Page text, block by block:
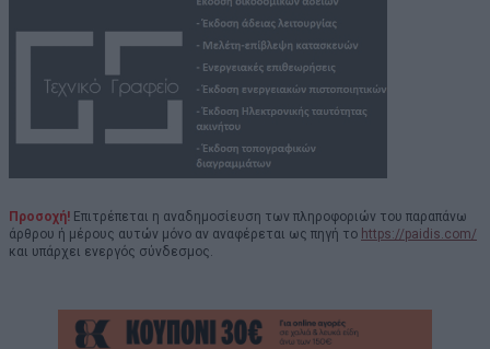
Προσοχή! Επιτρέπεται η αναδημοσίευση των πληροφοριών του παραπάνω
άρθρου ή μέρους αυτών μόνο αν αναφέρεται ως πηγή το https://paidis.com/
και υπάρχει ενεργός σύνδεσμος.